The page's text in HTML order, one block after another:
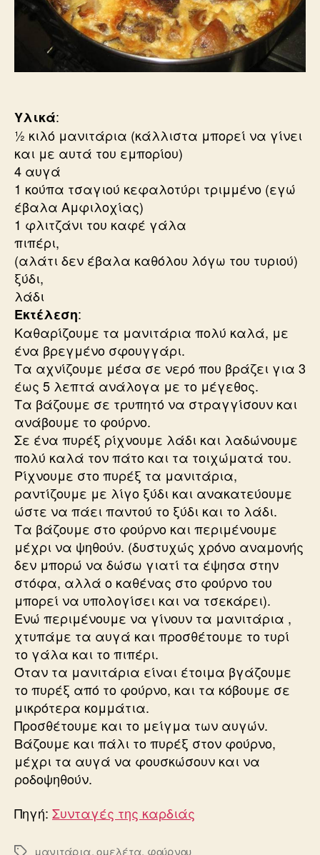
Υλικά:
½ κιλό μανιτάρια (κάλλιστα μπορεί να γίνει
και με αυτά του εμπορίου)
4 αυγά
1 κούπα τσαγιού κεφαλοτύρι τριμμένο (εγώ
έβαλα Αμφιλοχίας)
1 φλιτζάνι του καφέ γάλα
πιπέρι,
(αλάτι δεν έβαλα καθόλου λόγω του τυριού)
ξύδι,
λάδι
Εκτέλεση:
Καθαρίζουμε τα μανιτάρια πολύ καλά, με
ένα βρεγμένο σφουγγάρι.
Tα αχνίζουμε μέσα σε νερό που βράζει για 3
έως 5 λεπτά ανάλογα με το μέγεθος.
Τα βάζουμε σε τρυπητό να στραγγίσουν και
ανάβουμε το φούρνο.
Σε ένα πυρέξ ρίχνουμε λάδι και λαδώνουμε
πολύ καλά τον πάτο και τα τοιχώματά του.
Ρίχνουμε στο πυρέξ τα μανιτάρια,
ραντίζουμε με λίγο ξύδι και ανακατεύουμε
ώστε να πάει παντού το ξύδι και το λάδι.
Τα βάζουμε στο φούρνο και περιμένουμε
μέχρι να ψηθούν. (δυστυχώς χρόνο αναμονής
δεν μπορώ να δώσω γιατί τα έψησα στην
στόφα, αλλά ο καθένας στο φούρνο του
μπορεί να υπολογίσει και να τσεκάρει).
Ενώ περιμένουμε να γίνουν τα μανιτάρια ,
χτυπάμε τα αυγά και προσθέτουμε το τυρί
το γάλα και το πιπέρι.
Όταν τα μανιτάρια είναι έτοιμα βγάζουμε
το πυρέξ από το φούρνο, και τα κόβουμε σε
μικρότερα κομμάτια.
Προσθέτουμε και το μείγμα των αυγών.
Βάζουμε και πάλι το πυρέξ στον φούρνο,
μέχρι τα αυγά να φουσκώσουν και να
ροδοψηθούν.
Πηγή: Συνταγές της καρδιάς
Ετικέτεςμανιτάρια,ομελέτα, φούρνου